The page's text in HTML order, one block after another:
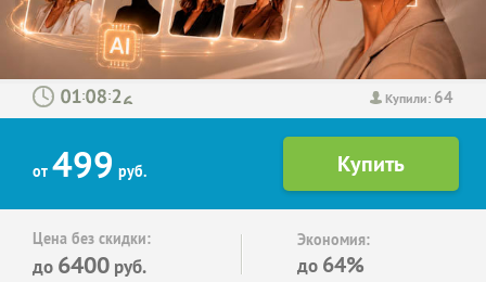
Купили: 64
: :
от 499 руб.
Цена без скидки:
до 6400 руб.
Экономия:
до 64%